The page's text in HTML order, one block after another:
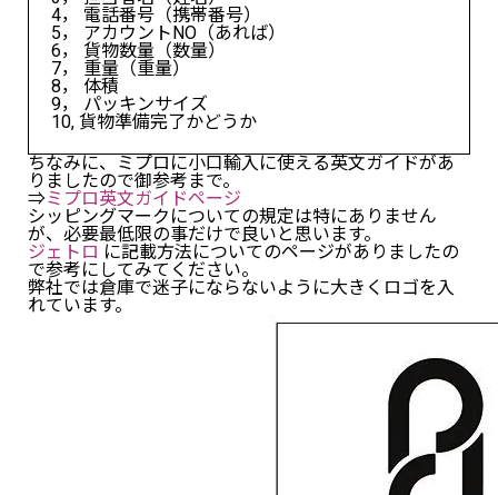
4， 電話番号（携帯番号）
5， アカウントNO（あれば）
6， 貨物数量（数量）
7， 重量（重量）
8， 体積
9， パッキンサイズ
10, 貨物準備完了かどうか
ちなみに、ミプロに小口輸入に使える英文ガイドがあ
りましたので御参考まで。
⇒ミプロ英文ガイドページ
シッピングマークについての規定は特にありません
が、必要最低限の事だけで良いと思います。
ジェトロ に記載方法についてのページがありましたの
で参考にしてみてください。
弊社では倉庫で迷子にならないように大きくロゴを入
れています。